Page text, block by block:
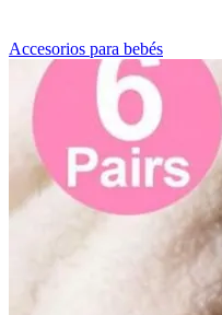
Accesorios para bebés